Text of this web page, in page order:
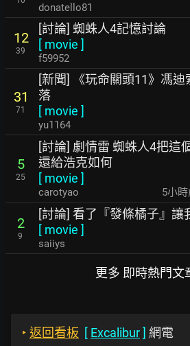
donatello81
12
39
[討論] 蜘蛛人4記憶討論
[ movie ]
f59952
31
71
[新聞] 《玩命關頭11》馮
落
[ movie ]
yu1164
5
25
[討論] 劇情雷 蜘蛛人4把這
還給浩克如何
[ movie ]
carotyao 5小
2
9
[討論] 看了『發條橘子』讓
[ movie ]
saiiys
更多 即時熱門文
‣ 返回看板 [ Excalibur] 網電